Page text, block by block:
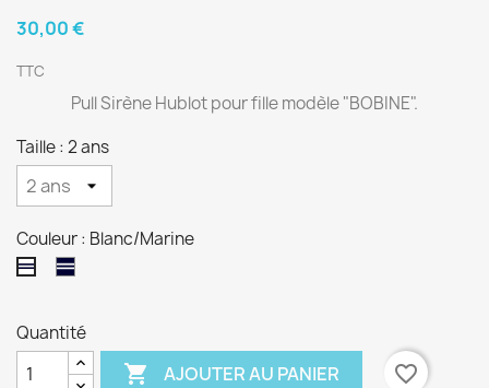
30,00 €
TTC
Pull Sirène Hublot pour fille modèle "BOBINE".
Taille : 2 ans
Couleur : Blanc/Marine
Blanc/Marine
Marine/Blanc
Quantité
 AJOUTER AU PANIER favorite_border